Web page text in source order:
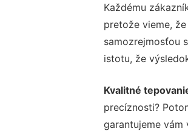
Každému
pretože vieme,
samozrejmosťou
istotu, že
Kvalitné
precíznosti?
garantujeme